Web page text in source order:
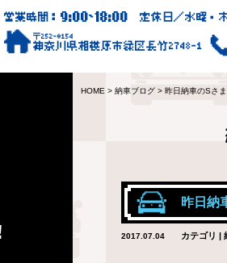
営業時間：9:00~18:00 定休日／水曜・
〒252-0154
神奈川県相模原市緑区長竹2748-1
HOME > 納車ブログ > 昨日納車のSさま
昨日納
2017.07.04 カテゴリ |